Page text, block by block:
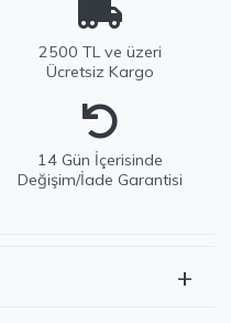
2500 TL ve üzeri
Ücretsiz Kargo
14 Gün İçerisinde
Değişim/İade Garantisi
+